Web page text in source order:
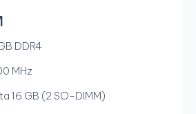
DDR4
MHz
16 GB (2 SO-DIMM)